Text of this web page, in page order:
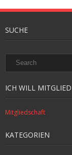
SUCHE
ICH WILL
Mitgliedschaft
KATEGORIEN